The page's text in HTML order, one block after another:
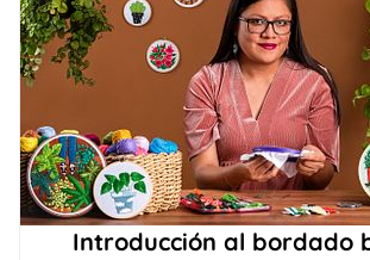
Introducción al bordado